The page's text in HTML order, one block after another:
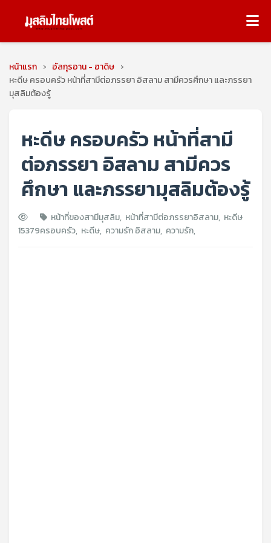
หน้าแรก › อัลกุรอาน - ฮาดิษ ›
หะดีษ ครอบครัว หน้าที่สามีต่อภรรยา อิสลาม สามีควรศึกษา และภรรยา
มุสลิมต้องรู้
หะดีษ ครอบครัว หน้าที่สามี
ต่อภรรยา อิสลาม สามีควร
ศึกษา และภรรยามุสลิมต้องรู้
15379
หน้าที่ของสามีมุสลิม, หน้าที่สามีต่อภรรยาอิสลาม, หะดีษ
ครอบครัว, หะดีษ, ความรัก อิสลาม, ความรัก,